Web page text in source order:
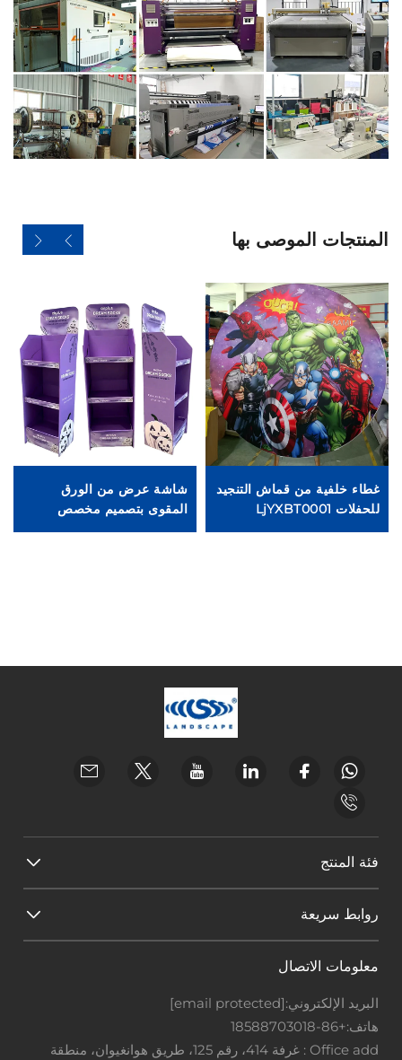
المنتجات الموصى بها
غطاء خلفية من قماش التنجيد
للحفلات LjYXBT0001
شاشة عرض من الورق
المقوى بتصميم مخصص
فئة المنتج
روابط سريعة
معلومات الاتصال
البريد الإلكتروني:[email protected]
هاتف:+86-18588703018
Office add : غرفة 414، رقم 125، طريق هوانغيوان، منطقة